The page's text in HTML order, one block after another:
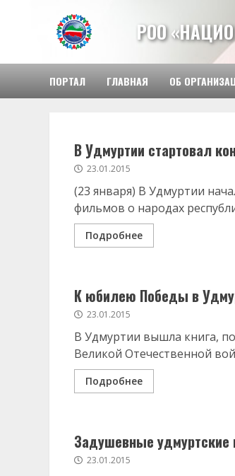
содержимому
РОО
ПОРТАЛ ГЛАВНАЯ ОБ
В Удмуртии стартовал
23.01.2015
(23 января) В Удмуртии
фильмов о народах
Подробнее
К юбилею Победы в
23.01.2015
В Удмуртии вышла книга,
Великой Отечественной
Подробнее
Задушевные удмуртские
23.01.2015